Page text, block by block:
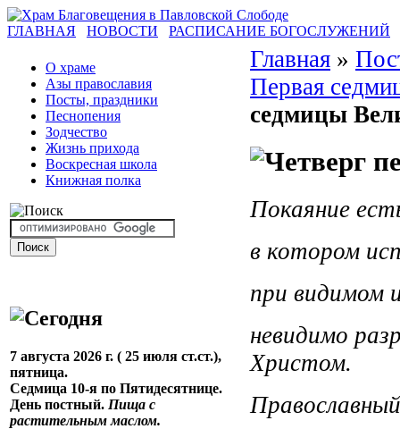
ГЛАВНАЯ НОВОСТИ РАСПИСАНИЕ БОГОСЛУЖЕНИЙ
О храме
Азы православия
Посты, праздники
Песнопения
Зодчество
Жизнь прихода
Воскресная школа
Книжная полка
7 августа 2026 г. ( 25 июля ст.ст.),
пятница.
Седмица 10-я по Пятидесятнице.
День постный. Пища с
растительным маслом.
Главная »
Первая
седмицы
Покаяние
в котором
при видимом
невидимо
Христом.